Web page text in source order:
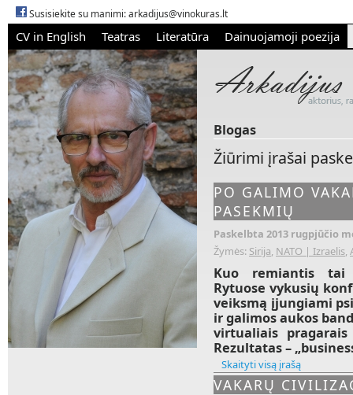
Susisiekite su manimi:arkadijus@vinokuras.lt
CV in English Teatras Literatūra Dainuojamoji poezija
Blogas
Žiūrimi įrašai
PO GALIMO
PASEKMIŲ
Paskelbta 2013 rugpjūčio
Žymės: Sirija, NATO | Izraelis,
Kuo remiantis tai
Rytuose vykusių
veiksmą įjungiami
ir galimos aukos
virtualiais
Rezultatas –
Skaityti visą įrašą
VAKARŲ